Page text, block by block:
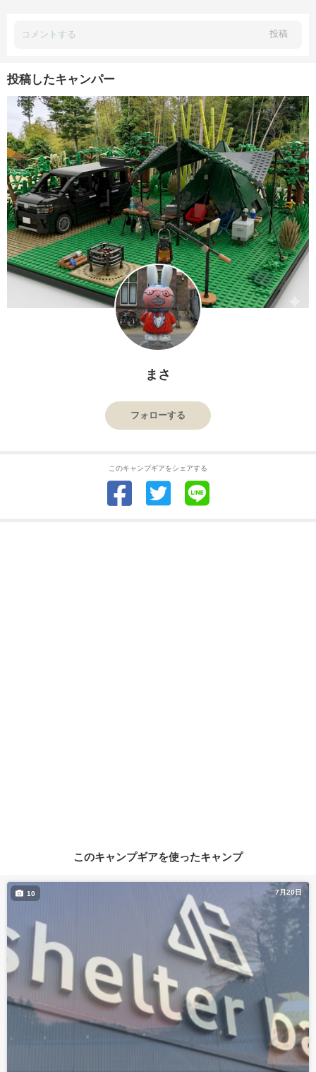
投稿
投稿したキャンパー
まさ
フォローする
このキャンプギアをシェアする
このキャンプギアを使ったキャンプ
7月20日
10